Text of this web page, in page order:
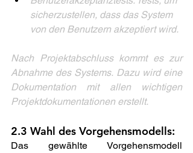
sicherzustellen, dass das System
von den Benutzern akzeptiert wird.
Nach Projektabschluss kommt es zur
Abnahme des Systems. Dazu wird eine
Dokumentation mit allen wichtigen
Projektdokumentationen erstellt.
2.3 Wahl des Vorgehensmodells:
Das gewählte Vorgehensmodell